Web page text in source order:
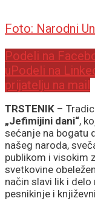
Foto: Narodni
Podeli na
u Podeli na
prijatelju na mail
TRSTENIK –
„Jefimijini dani“,
sećanje na bogatu
našeg naroda,
publikom i visokim
svetkovine
način slavi lik i
pesnikinje i